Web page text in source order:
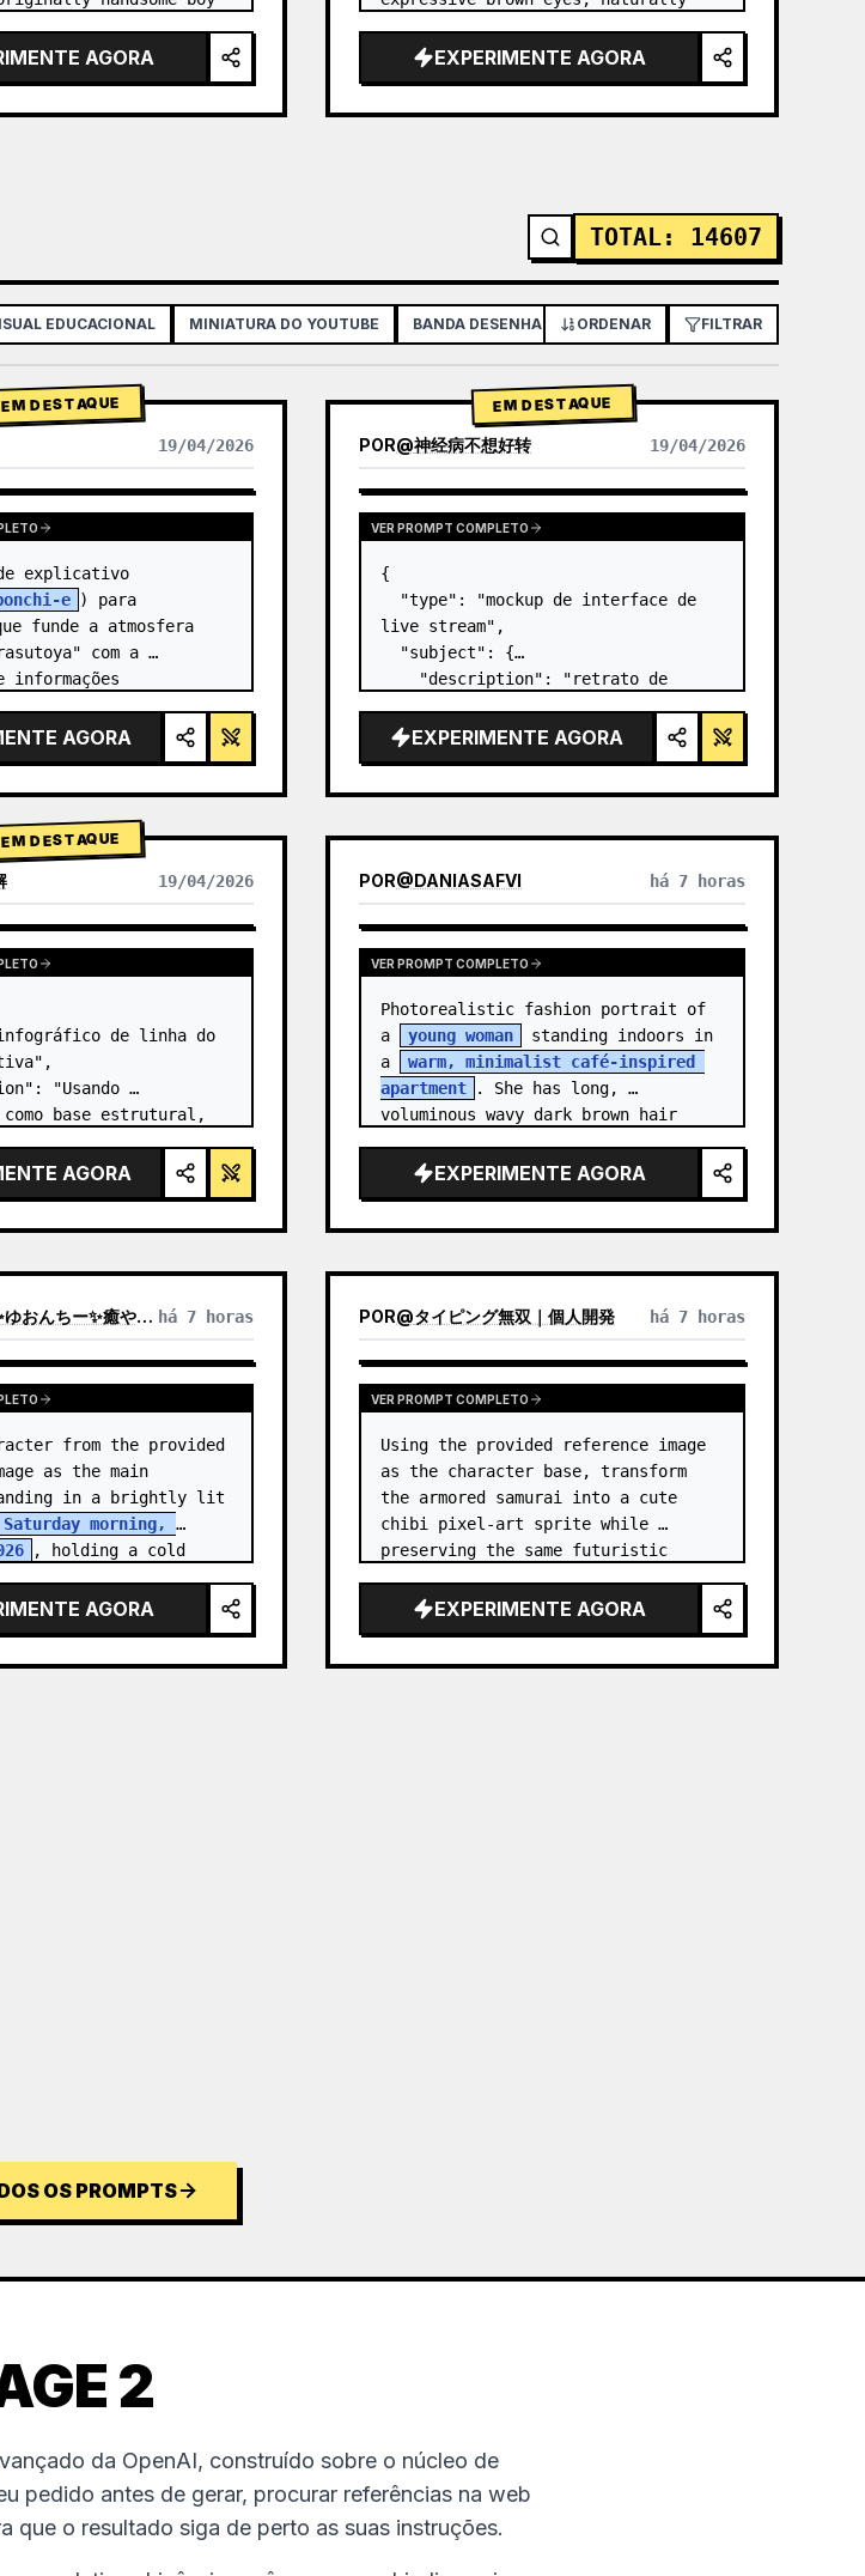
original atmosphere.
AGORA
silky black hair styled in…
EXPERIMENTE AGORA
TOTAL: 14607
EDUCACIONAL MINIATURA DO YOUTUBE BANDA DESENHADA / STORYBOARD PÔSTER / FOLHETO
ORDENAR FILTRAR
EM DESTAQUE
19/04/2026
DE OUTROS MODELOS
explicativo
e
) para
funde a atmosfera
com a
informações
AGORA
EM DESTAQUE
POR@神经病不想好转 19/04/2026
VER PROMPT COMPLETO
{
  "type": "mockup de interface de
live stream",
  "subject": {
camiseta preta com um gráfico
técnico esquemático em branco",
EXPERIMENTE AGORA
EM DESTAQUE
19/04/2026
de linha do
"Usando
como base estrutural,
3D altamente
as rampas lisas
AGORA
POR@DANIASAFVI há 7 horas
VER PROMPT COMPLETO
Photorealistic fashion portrait of
a
young woman
standing indoors in
a
warm, minimalist café-inspired
apartment
. She has long,
voluminous wavy dark brown hair
EXPERIMENTE AGORA
ちー✨癒やし声ASMRとAI há 7 horas
from the provided
as the main
in a brightly lit
Saturday morning,
, holding a cold
AGORA
POR@タイピング無双｜個人開発 há 7 horas
VER PROMPT COMPLETO
Using the provided reference image
as the character base, transform
the armored samurai into a cute
chibi pixel-art sprite while
preserving the same futuristic
helmet, black/teal/magenta color
accents, glowing cyan energy
EXPERIMENTE AGORA
OS PROMPTS
2
da OpenAI, construído sobre o núcleo de
pedido antes de gerar, procurar referências na web
que o resultado siga de perto as suas instruções.